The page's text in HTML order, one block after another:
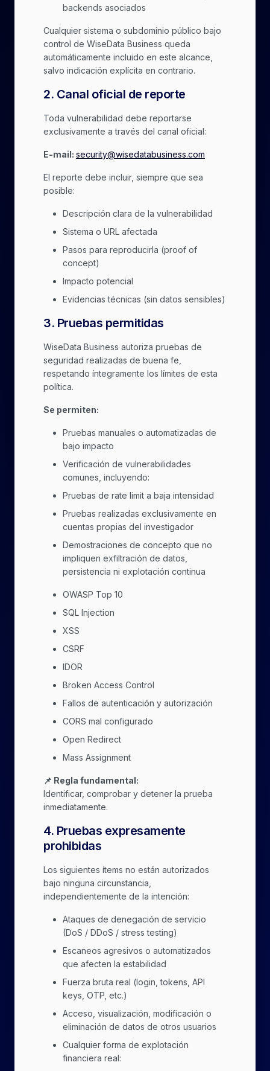
backends asociados
Cualquier sistema o subdominio público bajo
control de WiseData Business queda
automáticamente incluido en este alcance,
salvo indicación explícita en contrario.
2. Canal oficial de reporte
Toda vulnerabilidad debe reportarse
exclusivamente a través del canal oficial:
E-mail: security@wisedatabusiness.com
El reporte debe incluir, siempre que sea
posible:
Descripción clara de la vulnerabilidad
Sistema o URL afectada
Pasos para reproducirla (proof of
concept)
Impacto potencial
Evidencias técnicas (sin datos sensibles)
3. Pruebas permitidas
WiseData Business autoriza pruebas de
seguridad realizadas de buena fe,
respetando íntegramente los límites de esta
política.
Se permiten:
Pruebas manuales o automatizadas de
bajo impacto
Verificación de vulnerabilidades
comunes, incluyendo:
Pruebas de rate limit a baja intensidad
Pruebas realizadas exclusivamente en
cuentas propias del investigador
Demostraciones de concepto que no
impliquen exfiltración de datos,
persistencia ni explotación continua
OWASP Top 10
SQL Injection
XSS
CSRF
IDOR
Broken Access Control
Fallos de autenticación y autorización
CORS mal configurado
Open Redirect
Mass Assignment
📌 Regla fundamental:
Identificar, comprobar y detener la prueba
inmediatamente.
4. Pruebas expresamente
prohibidas
Los siguientes ítems no están autorizados
bajo ninguna circunstancia,
independientemente de la intención:
Ataques de denegación de servicio
(DoS / DDoS / stress testing)
Escaneos agresivos o automatizados
que afecten la estabilidad
Fuerza bruta real (login, tokens, API
keys, OTP, etc.)
Acceso, visualización, modificación o
eliminación de datos de otros usuarios
Cualquier forma de explotación
financiera real: